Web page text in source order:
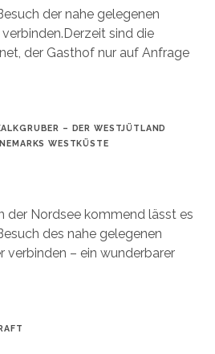
der nahe gelegenen
sind die
der Gasthof nur auf Anfrage
– DER WESTJÜTLAND
WESTKÜSTE
der Nordsee kommend lässt es
des nahe gelegenen
verbinden – ein wunderbarer